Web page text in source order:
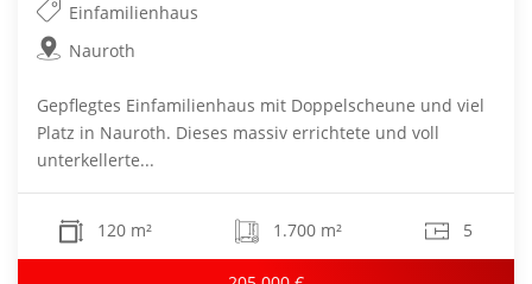
Einfamilienhaus
Nauroth
Gepflegtes Einfamilienhaus mit Doppelscheune und viel
Platz in Nauroth. Dieses massiv errichtete und voll
unterkellerte...
120 m² 1.700 m² 5